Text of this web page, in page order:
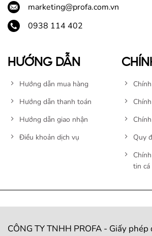
marketing@profa.com.vn
0938 114 402
HƯỚNG DẪN
Hướng dẫn mua hàng
Hướng dẫn thanh toán
Hướng dẫn giao nhận
Điều khoản dịch vụ
Quy
tin cá
CÔNG TY TNHH PROFA - Giấy phép